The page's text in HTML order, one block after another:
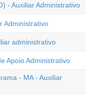
- Auxiliar Administrativo
Administrativo
administrativo
Apoio Administrativo
- MA - Auxiliar